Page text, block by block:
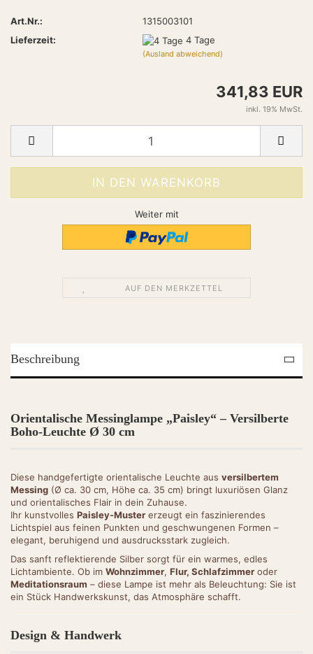
Art.Nr.:
1315003101
Lieferzeit:
4 Tage
(Ausland abweichend)
341,83 EUR
inkl. 19% MwSt.
Weiter mit
AUF DEN MERKZETTEL
Beschreibung
Orientalische Messinglampe „Paisley“ – Versilberte
Boho-Leuchte Ø 30 cm
Diese handgefertigte orientalische Leuchte aus versilbertem
Messing (Ø ca. 30 cm, Höhe ca. 35 cm) bringt luxuriösen Glanz
und orientalisches Flair in dein Zuhause.
Ihr kunstvolles Paisley-Muster erzeugt ein faszinierendes
Lichtspiel aus feinen Punkten und geschwungenen Formen –
elegant, beruhigend und ausdrucksstark zugleich.
Das sanft reflektierende Silber sorgt für ein warmes, edles
Lichtambiente. Ob im Wohnzimmer, Flur, Schlafzimmer oder
Meditationsraum – diese Lampe ist mehr als Beleuchtung: Sie ist
ein Stück Handwerkskunst, das Atmosphäre schafft.
Design & Handwerk